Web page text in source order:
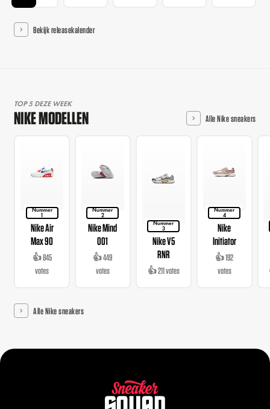
Bekijk releasekalender
TOP 5 DEZE WEEK
NIKE MODELLEN Alle Nike sneakers
Nummer
1
Nike Air
Max 90
👍 845
votes
Nummer
2
Nike Mind
001
👍 449
votes
Nummer
3
Nike V5
RNR
👍 211 votes
Nummer
4
Nike
Initiator
👍 192
votes
Alle Nike sneakers